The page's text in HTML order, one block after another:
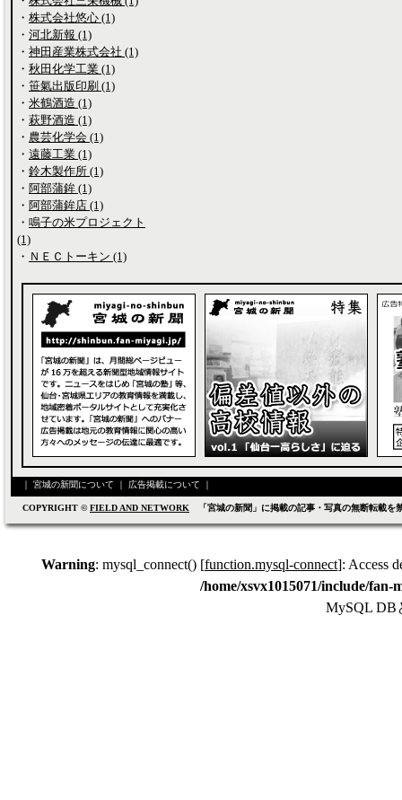
・ 株式会社悠心 (1)
・ 河北新報 (1)
・ 神田産業株式会社 (1)
・ 秋田化学工業 (1)
・ 笹氣出版印刷 (1)
・ 米鶴酒造 (1)
・ 萩野酒造 (1)
・ 農芸化学会 (1)
・ 遠藤工業 (1)
・ 鈴木製作所 (1)
・ 阿部蒲鉾 (1)
・ 阿部蒲鉾店 (1)
・ 鳴子の米プロジェクト
(1)
・ ＮＥＣトーキン (1)
｜ 宮城の新聞について ｜ 広告掲載について ｜
COPYRIGHT ©FIELD AND NETWORK 「宮城の新聞」に掲載の記事・写真の無断転載
Warning: mysql_connect() [function.mysql-connect]: Access
/home/xsvx1015071/include/
MySQL DB